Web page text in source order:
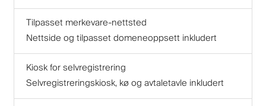
Tilpasset merkevare-nettsted
Nettside og tilpasset domeneoppsett inkludert
Kiosk for selvregistrering
Selvregistreringskiosk, kø og avtaletavle inkludert